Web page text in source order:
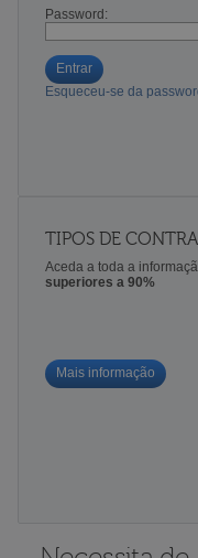
Password:
Entrar
Esqueceu-se da
TIPOS DE
Aceda a toda a
superiores a 90%
Mais informação